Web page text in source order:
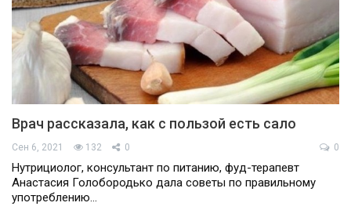
Врач рассказала, как с пользой есть сало
Сен 6, 2021 132 0 0
Нутрициолог, консультант по питанию, фуд-терапевт
Анастасия Голобородько дала советы по правильному
употреблению…